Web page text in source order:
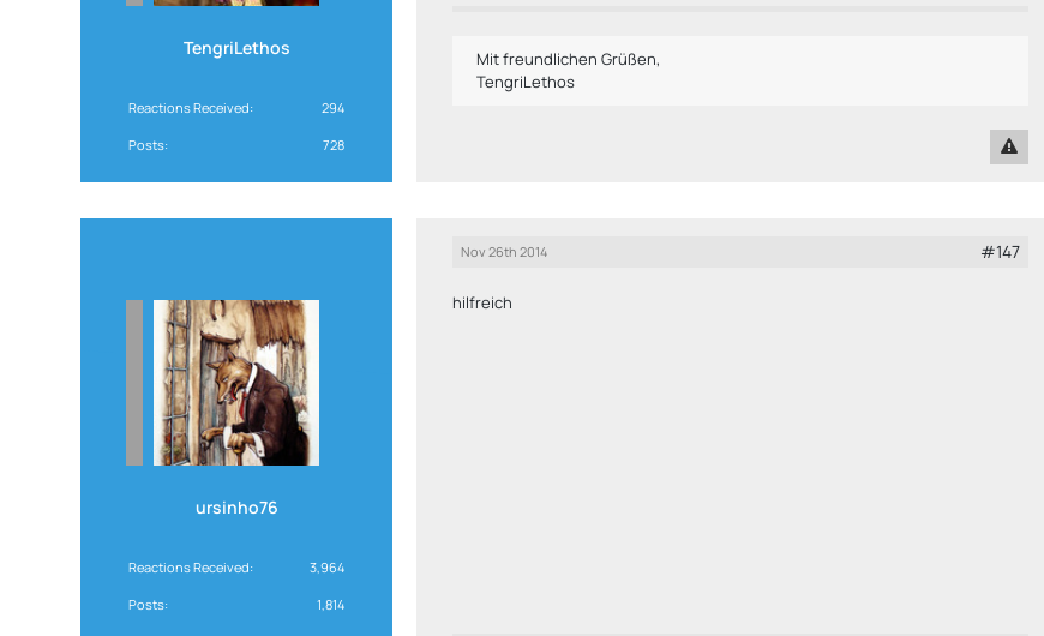
TengriLethos
Reactions Received 294
Posts 728
Mit freundlichen Grüßen,
TengriLethos
ursinho76
Reactions Received 3,964
Posts 1,814
Nov 26th 2014 #147
hilfreich